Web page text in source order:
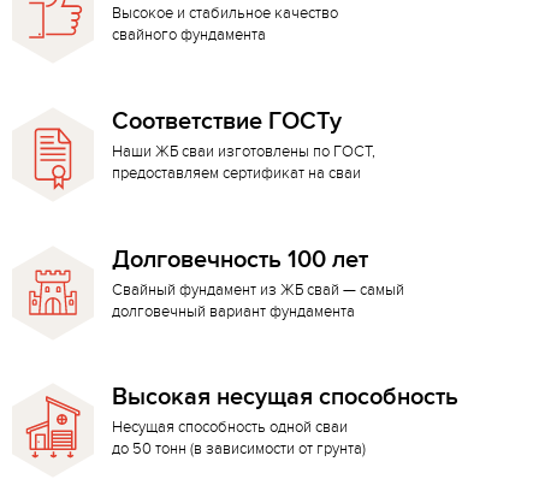
Высокое и стабильное качество
свайного фундамента
Соответствие ГОСТу
Наши ЖБ сваи изготовлены по ГОСТ,
предоставляем сертификат на сваи
Долговечность 100 лет
Свайный фундамент из ЖБ свай — самый
долговечный вариант фундамента
Высокая несущая способность
Несущая способность одной сваи
до 50 тонн (в зависимости от грунта)